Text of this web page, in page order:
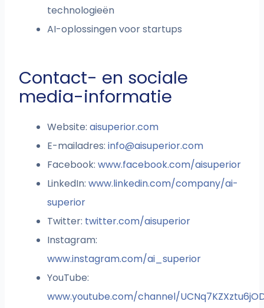
technologieën
AI-oplossingen voor startups
Contact- en sociale
media-informatie
Website:aisuperior.com
E-mailadres:info@aisuperior.com
Facebook:www.facebook.com/aisuperior
LinkedIn:www.linkedin.com/company/ai-
superior
Twitter: twitter.com/aisuperior
Instagram:
www.instagram.com/ai_superior
YouTube:
www.youtube.com/channel/